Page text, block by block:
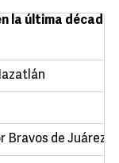
la última década
Bravos de Juárez